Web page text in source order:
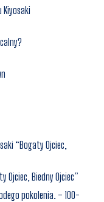
Kiyosaki
“Bogaty Ojciec,
Ojciec, Biedny Ojciec”
pokolenia. – 100-